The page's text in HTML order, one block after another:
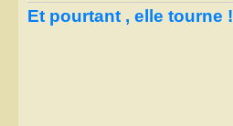
Et pourtant , elle tourne !